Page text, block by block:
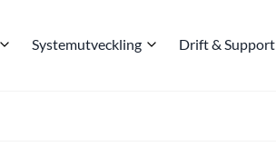
Systemutveckling Drift & Support